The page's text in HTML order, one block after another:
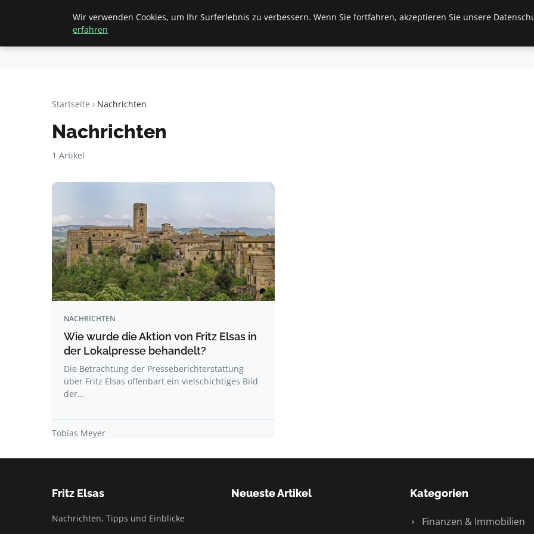
Fritz
Startseite Finanzen & Immobilien Frauen / Mode General Geschäft
Startseite Nachrichten
Nachrichten
1 Artikel
NACHRICHTEN
Wie wurde die Aktion von Fritz Elsas in
der Lokalpresse behandelt?
Die Betrachtung der Presseberichterstattung
über Fritz Elsas offenbart ein vielschichtiges Bild
der…
Tobias Meyer
Fritz Elsas
Nachrichten, Tipps und Einblicke
Neueste Artikel Kategorien
Finanzen & Immobilien
Wir verwenden Cookies, um Ihr Surferlebnis zu verbessern. Wenn Sie fortfahren, akzeptieren Sie unsere
erfahren